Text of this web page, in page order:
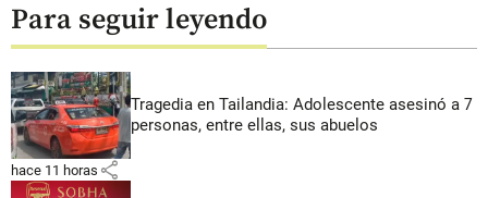
Para seguir leyendo
Tragedia en Tailandia: Adolescente asesinó a 7
personas, entre ellas, sus abuelos
hace 11 horas share